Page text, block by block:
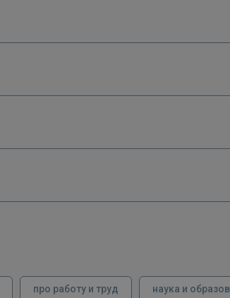
про работу и труд наука и